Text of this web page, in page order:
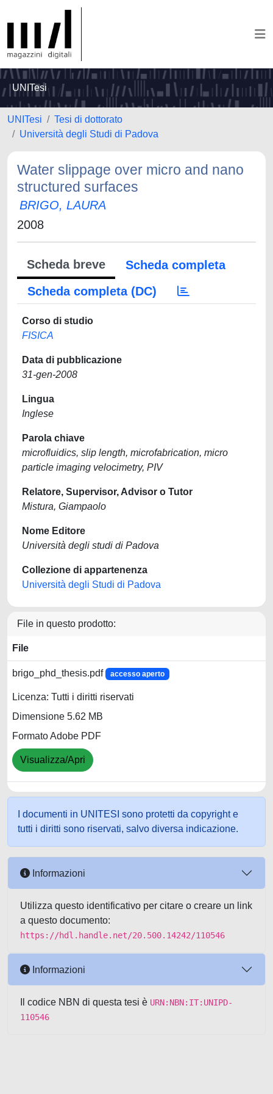
UNITesi
UNITesi
Tesi di dottorato
Università degli Studi di Padova
Water slippage over micro and nano
structured surfaces
BRIGO, LAURA
2008
Scheda breve
Scheda completa
Scheda completa (DC)
Corso di studio
FISICA
Data di pubblicazione
31-gen-2008
Lingua
Inglese
Parola chiave
microfluidics, slip length, microfabrication, micro
particle imaging velocimetry, PIV
Relatore, Supervisor, Advisor o Tutor
Mistura, Giampaolo
Nome Editore
Università degli studi di Padova
Collezione di appartenenza
Università degli Studi di Padova
File in questo prodotto:
File
brigo_phd_thesis.pdf accesso aperto
Licenza: Tutti i diritti riservati
Dimensione 5.62 MB
Formato Adobe PDF
Visualizza/Apri
I documenti in UNITESI sono protetti da copyright e
tutti i diritti sono riservati, salvo diversa indicazione.
Informazioni
Utilizza questo identificativo per citare o creare un link
a questo documento:
https://hdl.handle.net/20.500.14242/110546
Informazioni
Il codice NBN di questa tesi è URN:NBN:IT:UNIPD-
110546